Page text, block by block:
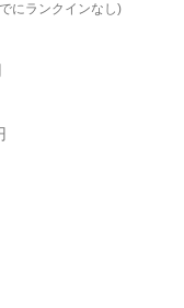
にランクインなし)